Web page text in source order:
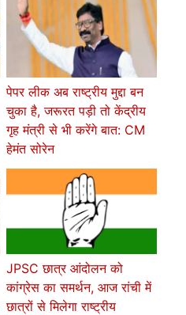
पेपर लीक अब राष्ट्रीय मुद्दा बन
चुका है, जरूरत पड़ी तो केंद्रीय
गृह मंत्री से भी करेंगे बात: CM
हेमंत सोरेन
JPSC छात्र आंदोलन को
कांग्रेस का समर्थन, आज रांची में
छात्रों से मिलेगा राष्ट्रीय